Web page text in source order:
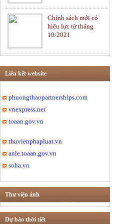
Ngân hàng và Bảo
hiểm
Tư vấn luật Thương
Hôn nhân và Gia đình
khác
Chính sách mới có
hiệu lực từ tháng
10/2021
Liên kết website
phuongthaopartnerships.com
vnexpress.net
toaan.gov.vn
thuvienphapluat.vn
anle.toaan.gov.vn
soha.vn
Thư viện ảnh
Dự báo thời tiết